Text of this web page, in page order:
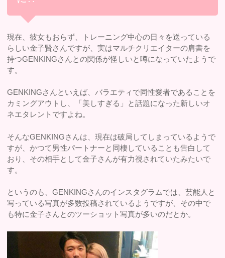
現在、彼女もおらず、トレーニング中心の日々を送っている
らしい金子賢さんですが、実はマルチクリエイターの肩書を
持つGENKINGさんとの関係が怪しいと噂になっていたようで
す。
GENKINGさんといえば、バラエティで同性愛者であることを
カミングアウトし、「美しすぎる」と話題になった新しいオ
ネエタレントですよね。
そんなGENKINGさんは、現在は破局してしまっているようで
すが、かつて男性パートナーと同棲していることも告白して
おり、その相手として金子さんが有力視されていたみたいで
す。
というのも、GENKINGさんのインスタグラムでは、芸能人と
写っている写真が多数投稿されているようですが、その中で
も特に金子さんとのツーショット写真が多いのだとか。